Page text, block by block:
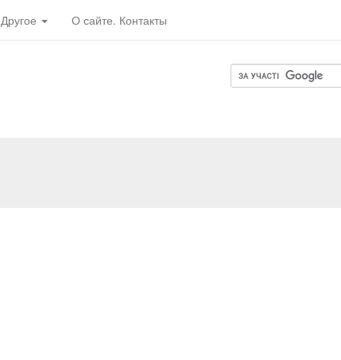
Другое О сайте. Контакты